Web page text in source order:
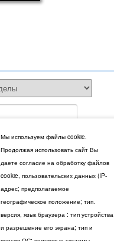
Мы используем файлы cookie.
Продолжая использовать сайт Вы
даете согласие на обработку файлов
cookie, пользовательских данных (IP-
адрес; предполагаемое
географическое положение; тип.
версия, язык браузера : тип устройства
и разрешение его экрана; тип и